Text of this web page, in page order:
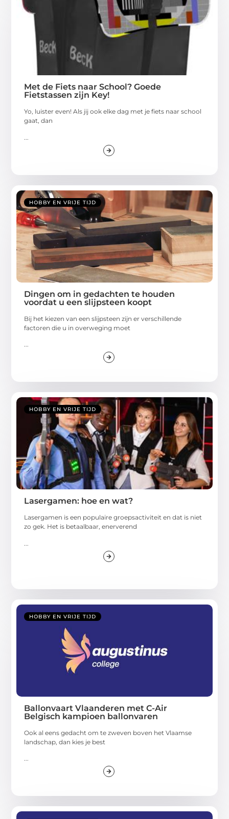
Met de Fiets naar School? Goede
Fietstassen zijn Key!
Yo, luister even! Als jij ook elke dag met je fiets naar school
gaat, dan
HOBBY EN VRIJE TIJD
Dingen om in gedachten te houden
voordat u een slijpsteen koopt
Bij het kiezen van een slijpsteen zijn er verschillende
factoren die u in overweging moet
...
HOBBY EN VRIJE TIJD
Lasergamen: hoe en wat?
Lasergamen is een populaire groepsactiviteit en dat is niet
zo gek. Het is betaalbaar, enerverend
HOBBY EN VRIJE TIJD
Ballonvaart Vlaanderen met C-Air
Belgisch kampioen ballonvaren
Ook al eens gedacht om te zweven boven het Vlaamse
landschap, dan kies je best